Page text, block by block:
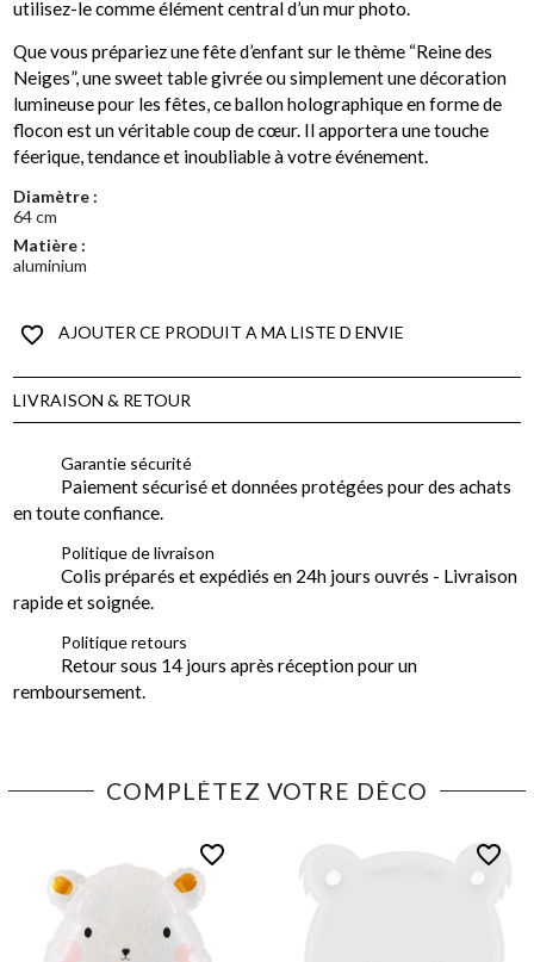
utilisez-le comme élément central d’un mur photo.
Que vous prépariez une fête d’enfant sur le thème “Reine des
Neiges”, une sweet table givrée ou simplement une décoration
lumineuse pour les fêtes, ce ballon holographique en forme de
flocon est un véritable coup de cœur. Il apportera une touche
féerique, tendance et inoubliable à votre événement.
Diamètre :
64 cm
Matière :
aluminium
favorite_border AJOUTER CE PRODUIT A MA LISTE D ENVIE
LIVRAISON & RETOUR
Garantie sécurité
Paiement sécurisé et données protégées pour des achats
en toute confiance.
Politique de livraison
Colis préparés et expédiés en 24h jours ouvrés - Livraison
rapide et soignée.
Politique retours
Retour sous 14 jours après réception pour un
remboursement.
COMPLÉTEZ VOTRE DÉCO
favorite_border favorite_border